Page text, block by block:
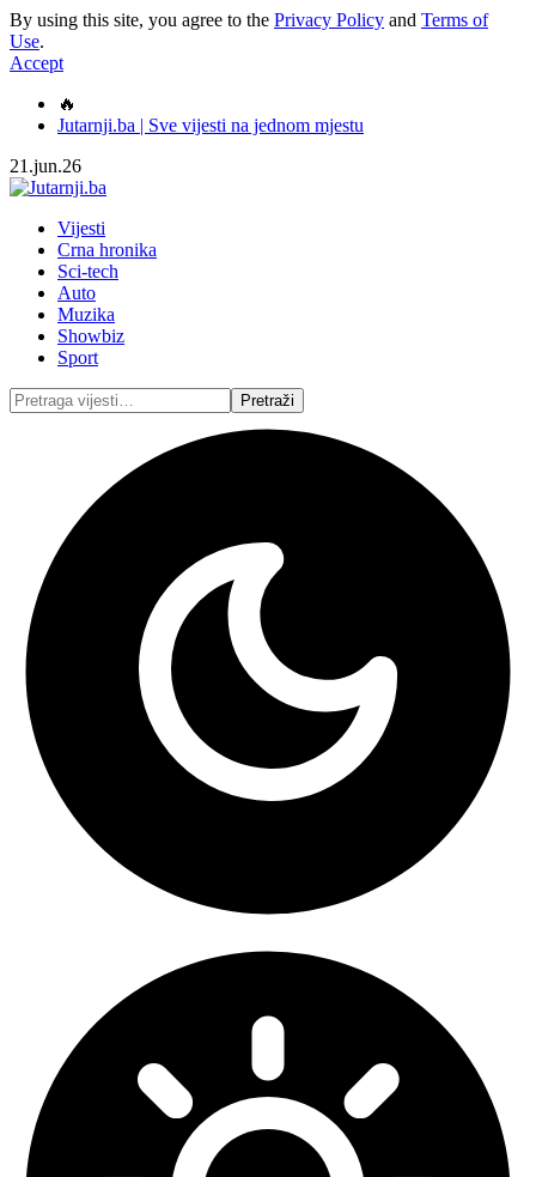
By using this site, you agree to the Privacy Policy and Terms of
Use.
Accept
🔥
Jutarnji.ba | Sve vijesti na jednom mjestu
21.jun.26
Vijesti
Crna hronika
Sci-tech
Auto
Muzika
Showbiz
Sport